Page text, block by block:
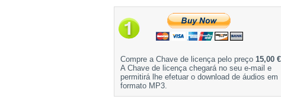
Compre a Chave de licença pelo preço 15,00 €
A Chave de licença chegará no seu e-mail e
permitirá lhe efetuar o download de áudios em
formato MP3.